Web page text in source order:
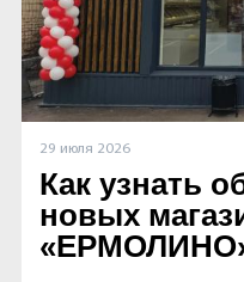
29 июля 2026
Как узнать
новых